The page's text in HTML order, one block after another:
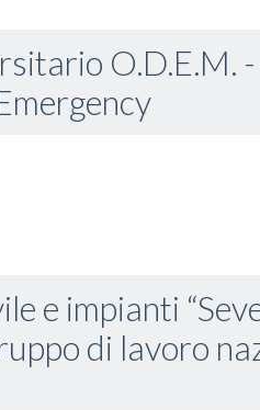
O.D.E.M.
e impianti
di lavoro